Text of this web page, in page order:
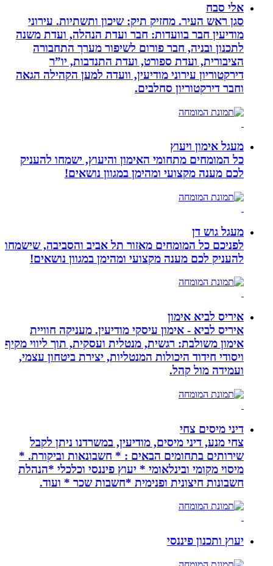
אלי סבח
סגן ראש העיר. מחזיק תיק: שיכון ותשתיות. עירוני
מודיעין חבר בוועדות: חבר ועדת הנהלה, ועדת משנה
לתכנון ובניה, חבר פורום לשיפור מערך התחבורה
הציבורית, ועדת ספורט, ועדת התנדבות, יו”ר
דירקטוריון עירוני מודיעין, וועדה למען הקהילה הגאה
וחבר דירקטוריון סחלבים.
מעגל אימון ויעוץ
כל המומחים מתחומי האימון והיעוץ, ישמחו להעניק
לכם מענה מקצועי ומהימן במגוון נושאים!
מעגל גוש דן
לפניכם כל המומחים מאזור תל אביב והסביבה, שישמחו
להעניק לכם מענה מקצועי ומהימן במגוון נושאים!
איריס לביא אימון
איריס לביא - אימון עיסקי מודיעין. מעניקה חוויית
אימון משולבת: רגשית, מנטלית ועסקית, תוך ליווי מקיף
ויסודי חידוד היכולות המנטליות, יצירת ביטחון עצמי,
ועמידה מול קהל.
דיני מיסים צחי
צחי מנע, דיני מיסים, מודיעין, במשרדנו ניתן לקבל
שירותים בתחומים הבאים : * חשבונאות וביקורת. *
מיסוי מקומי ובינלאומי * יעוץ פיננסי וכלכלי *הנהלת
חשבונות חיצונית ופנימית *חשבות שכר * ועוד.
יעוץ ותכנון פיננסי